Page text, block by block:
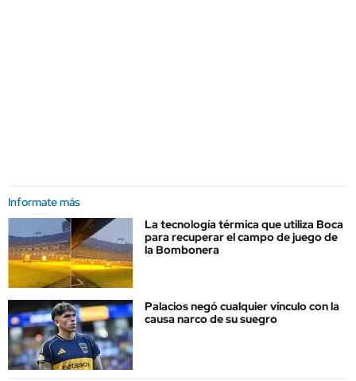
Informate más
La tecnología térmica que utiliza Boca
para recuperar el campo de juego de
la Bombonera
Palacios negó cualquier vínculo con la
causa narco de su suegro